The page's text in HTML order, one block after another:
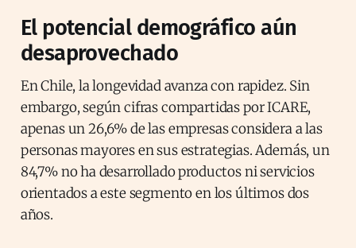
El potencial demográfico aún
desaprovechado
En Chile, la longevidad avanza con rapidez. Sin
embargo, según cifras compartidas por ICARE,
apenas un 26,6% de las empresas considera a las
personas mayores en sus estrategias. Además, un
84,7% no ha desarrollado productos ni servicios
orientados a este segmento en los últimos dos
años.